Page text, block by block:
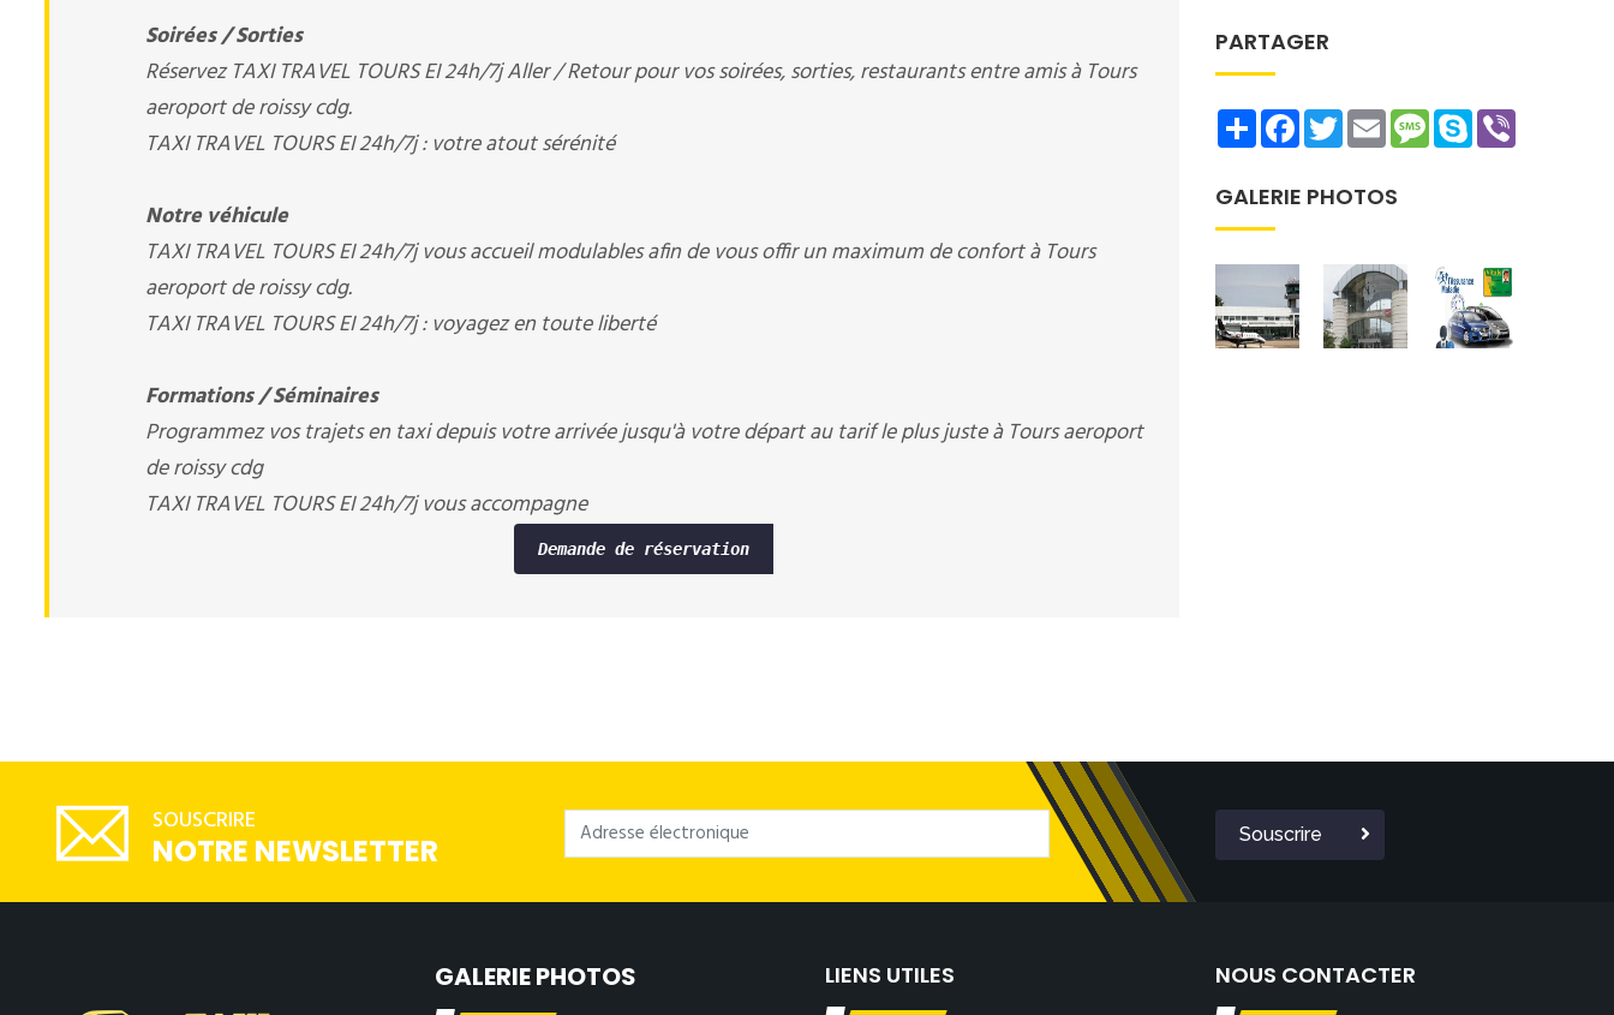
Soirées / Sorties
Réservez TAXI TRAVEL TOURS EI 24h/7j Aller / Retour pour vos soirées, sorties, restaurants entre amis à Tours
aeroport de roissy cdg.
TAXI TRAVEL TOURS EI 24h/7j : votre atout sérénité
Notre véhicule
TAXI TRAVEL TOURS EI 24h/7j vous accueil modulables afin de vous offir un maximum de confort à Tours
aeroport de roissy cdg.
TAXI TRAVEL TOURS EI 24h/7j : voyagez en toute liberté
Formations / Séminaires
Programmez vos trajets en taxi depuis votre arrivée jusqu'à votre départ au tarif le plus juste à Tours aeroport
de roissy cdg
TAXI TRAVEL TOURS EI 24h/7j vous accompagne
Demande de réservation
PARTAGER
ShareFacebookTwitterEmailMessage
Skype
GALERIE PHOTOS
SOUSCRIRE
NOTRE NEWSLETTER Souscrire
GALERIE PHOTOS LIENS UTILES NOUS CONTACTER